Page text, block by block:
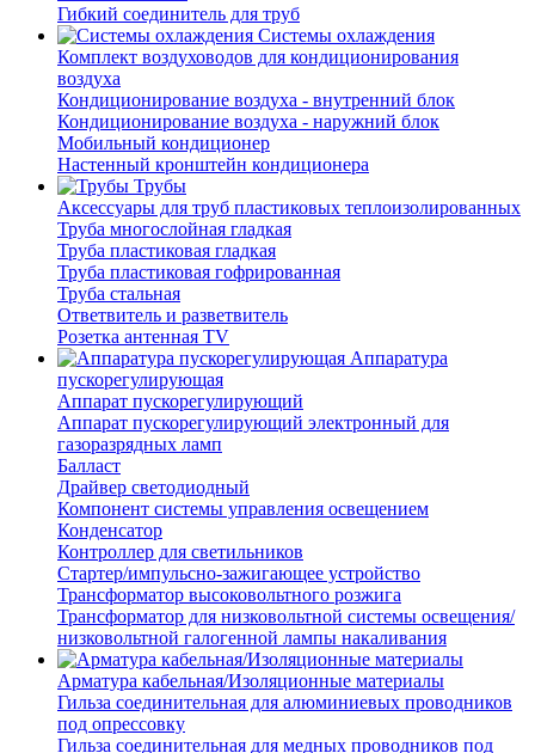
Гибкий соединитель для труб
Системы охлаждения
Комплект воздуховодов для кондиционирования
воздуха
Кондиционирование воздуха - внутренний блок
Кондиционирование воздуха - наружний блок
Мобильный кондиционер
Настенный кронштейн кондиционера
Трубы
Аксессуары для труб пластиковых теплоизолированных
Труба многослойная гладкая
Труба пластиковая гладкая
Труба пластиковая гофрированная
Труба стальная
Ответвитель и разветвитель
Розетка антенная TV
Аппаратура
пускорегулирующая
Аппарат пускорегулирующий
Аппарат пускорегулирующий электронный для
газоразрядных ламп
Балласт
Драйвер светодиодный
Компонент системы управления освещением
Конденсатор
Контроллер для светильников
Стартер/импульсно-зажигающее устройство
Трансформатор высоковольтного розжига
Трансформатор для низковольтной системы освещения/
низковольтной галогенной лампы накаливания
Арматура кабельная/Изоляционные материалы
Гильза соединительная для алюминиевых проводников
под опрессовку
Гильза соединительная для медных проводников под